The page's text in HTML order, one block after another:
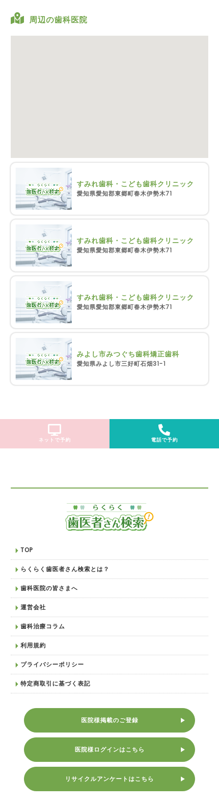
周辺の歯科医院
すみれ歯科・こども歯科クリニック
愛知県愛知郡東郷町春木伊勢木71
すみれ歯科・こども歯科クリニック
愛知県愛知郡東郷町春木伊勢木71
すみれ歯科・こども歯科クリニック
愛知県愛知郡東郷町春木伊勢木71
みよし市みつぐち歯科矯正歯科
愛知県みよし市三好町石畑31-1
ネットで予約 電話で予約
TOP
らくらく歯医者さん検索とは？
歯科医院の皆さまへ
運営会社
歯科治療コラム
利用規約
プライバシーポリシー
特定商取引に基づく表記
医院様掲載のご登録
医院様ログインはこちら
リサイクルアンケートはこちら